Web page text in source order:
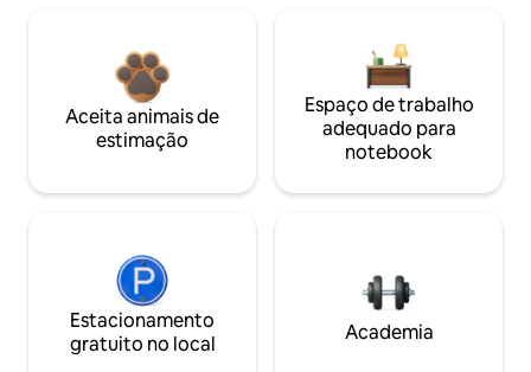
Aceita animais de
estimação
Espaço de trabalho
adequado para
notebook
Estacionamento
gratuito no local
Academia